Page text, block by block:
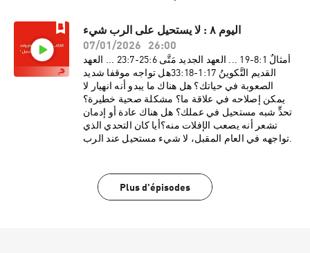
اليوم ٨ : لا يستحيل على الرب شيء
07/01/2026
26:00
أمثالٌ 1:‏8-‏19 ... العهد الجديد مَتَّى 6:‏25-‏7:‏23 ... العهد
القديم التَّكوينُ 17:‏1-‏18:‏33هل تواجه موقفا شديد
الصعوبة في حياتك؟ هل هناك ما يبدو أنه انهيار لا
يمكن إصلاحه في علاقة ما؟ مشكلة صحية خطيرة؟
تحدٍّ شبه مستحيل في عملك؟ هل هناك عادة أو إدمان
تشعر أنه يصعب الإفلات منه؟أيا كان التحدي الذي
تواجهه في العام المقبل، لا شيء مستحيل عند الرب.
Plus d'épisodes